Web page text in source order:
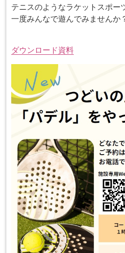
テニスのようなラケットスポー
一度みんなで遊んでみませんか
ダウンロード資料